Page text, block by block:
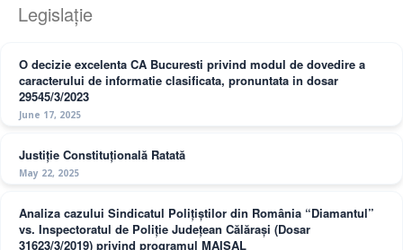
Legislație
O decizie excelenta CA Bucuresti privind modul de dovedire a
caracterului de informatie clasificata, pronuntata in dosar
29545/3/2023
June 17, 2025
Justiție Constituțională Ratată
May 22, 2025
Analiza cazului Sindicatul Polițiștilor din România “Diamantul”
vs. Inspectoratul de Poliție Județean Călărași (Dosar
31623/3/2019) privind programul MAISAL